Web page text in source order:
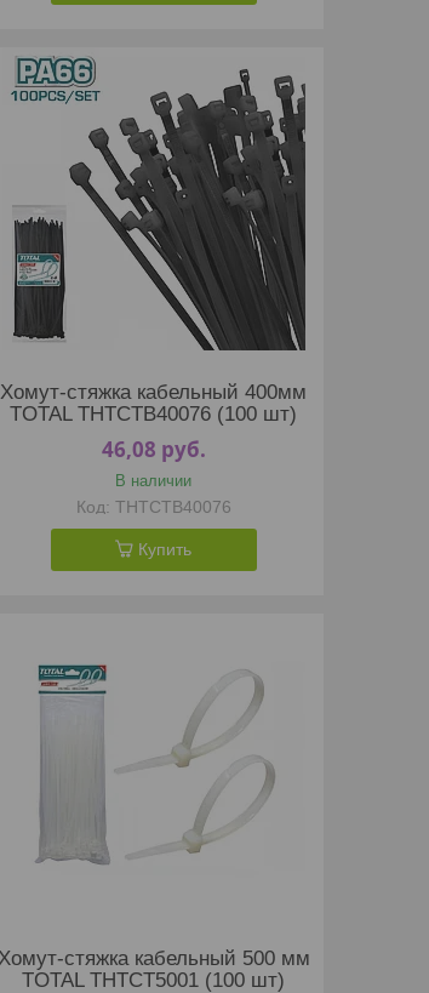
Хомут-стяжка кабельный 400мм
TOTAL THTCTB40076 (100 шт)
46,08 руб.
В наличии
THTCTB40076
Купить
Хомут-стяжка кабельный 500 мм
TOTAL THTCT5001 (100 шт)